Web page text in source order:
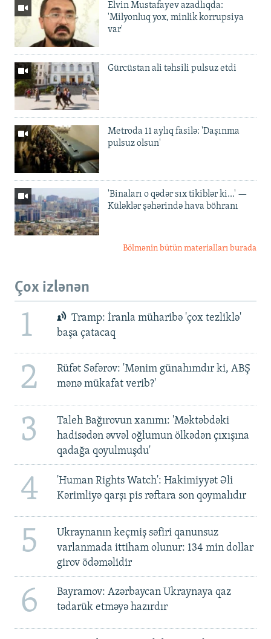
Elvin Mustafayev azadlıqda:
'Milyonluq yox, minlik korrupsiya
var'
Gürcüstan ali təhsili pulsuz etdi
Metroda 11 aylıq fasilə: 'Daşınma
pulsuz olsun'
'Binaları o qədər sıx tikiblər ki...' —
Küləklər şəhərində hava böhranı
Bölmənin bütün materialları burada
Çox izlənən
1
Tramp: İranla müharibə 'çox tezliklə'
başa çatacaq
2
Rüfət Səfərov: 'Mənim günahımdır ki, ABŞ
mənə mükafat verib?'
3
Taleh Bağırovun xanımı: 'Məktəbdəki
hadisədən əvvəl oğlumun ölkədən çıxışına
qadağa qoyulmuşdu'
4
'Human Rights Watch': Hakimiyyət Əli
Kərimliyə qarşı pis rəftara son qoymalıdır
5
Ukraynanın keçmiş səfiri qanunsuz
varlanmada ittiham olunur: 134 min dollar
girov ödəməlidir
6
Bayramov: Azərbaycan Ukraynaya qaz
tədarük etməyə hazırdır